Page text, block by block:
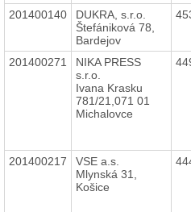
201400140
DUKRA, s.r.o.
Štefániková 78,
Bardejov
201400271
NIKA PRESS
s.r.o.
Ivana Krasku
781/21,071 01
Michalovce
201400217
VSE a.s.
Mlynská 31,
Košice